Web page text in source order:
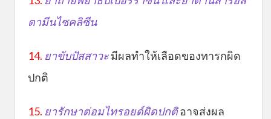
ตามีนไซคลิซีน
14. ยาขับปัสสาวะมีผลทำให้เลือดของทารกผิด
ปกติ
15. ยารักษาต่อมไทรอยด์ผิดปกติอาจส่งผล